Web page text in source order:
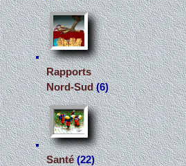
Rapports
Nord-Sud(6)
Santé(22)